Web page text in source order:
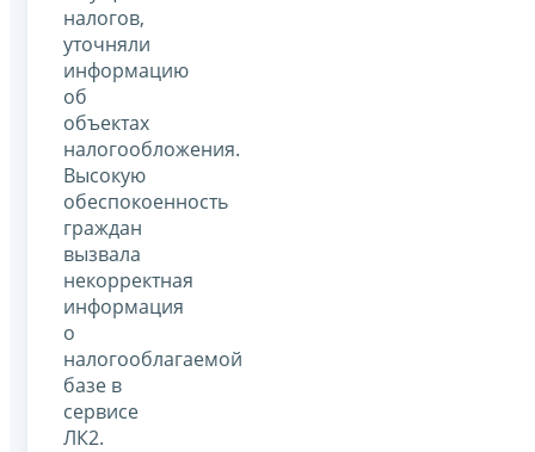
налогов,
уточняли
информацию
об
объектах
налогообложения.
Высокую
обеспокоенность
граждан
вызвала
некорректная
информация
о
налогооблагаемой
базе в
сервисе
ЛК2.